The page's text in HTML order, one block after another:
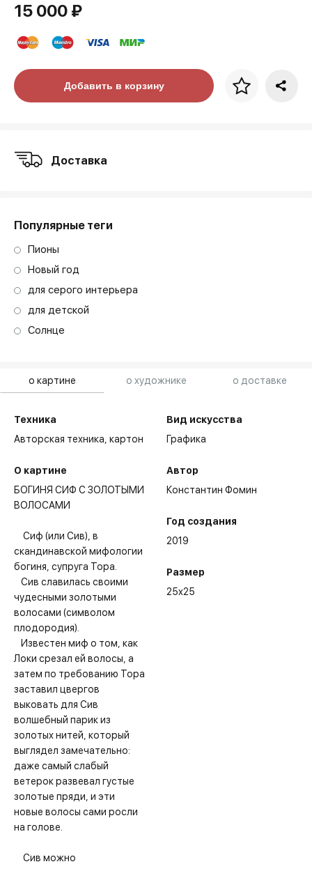
о картине о художнике о доставке
Техника
Авторская техника,картон
О картине
БОГИНЯ СИФ С ЗОЛОТЫМИ
ВОЛОСАМИ⠀
⠀ Сиф (или Сив), в
скандинавской мифологии
богиня, супруга Тора. ⠀
⠀Сив славилась своими
чудесными золотыми
волосами (символом
плодородия). ⠀
⠀Известен миф о том, как
Локи срезал ей волосы, а
затем по требованию Тора
заставил цвергов
выковать для Сив
волшебный парик из
золотых нитей, который
выглядел замечательно:
даже самый слабый
ветерок развевал густые
золотые пряди, и эти
новые волосы сами росли
на голове. ⠀
⠀ Сив можно
Вид искусства
Графика
Автор
Константин Фомин
Год создания
2019
Размер
25x25
15 000 ₽
Цена за багетДобавить в корзину
Доставка
Популярные теги
Пионы
Новый год
для серого интерьера
для детской
Солнце